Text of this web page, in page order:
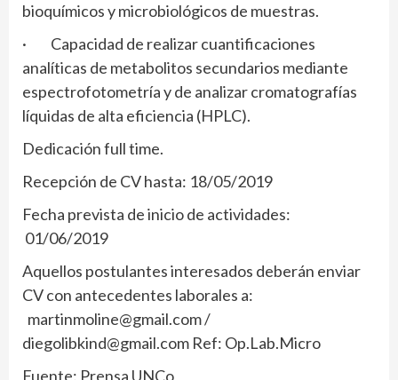
bioquímicos y microbiológicos de muestras.
· Capacidad de realizar cuantificaciones
analíticas de metabolitos secundarios mediante
espectrofotometría y de analizar cromatografías
líquidas de alta eficiencia (HPLC).
Dedicación full time.
Recepción de CV hasta: 18/05/2019
Fecha prevista de inicio de actividades:
01/06/2019
Aquellos postulantes interesados deberán enviar
CV con antecedentes laborales a:
martinmoline@gmail.com /
diegolibkind@gmail.com Ref: Op.Lab.Micro
Fuente: Prensa UNCo